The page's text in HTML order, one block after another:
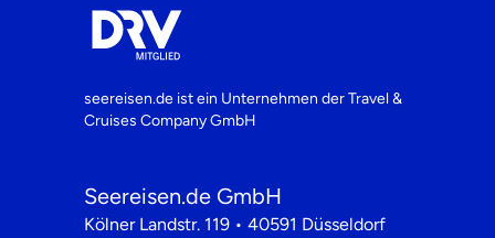
seereisen.de ist ein Unternehmen derTravel &
Cruises Company GmbH
Seereisen.de GmbH
Kölner Landstr. 119 • 40591 Düsseldorf